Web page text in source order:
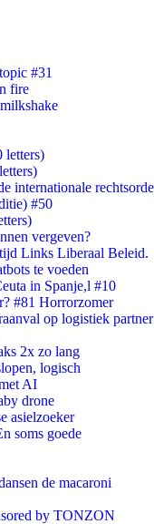
#31
fire
letters)
internationale rechtsorde
#50
vergeven?
Links Liberaal Beleid.
te voeden
in Spanje,l #10
#81 Horrorzomer
op logistiek partner
2x zo lang
logisch
AI
drone
asielzoeker
soms goede
de macaroni
by TONZON